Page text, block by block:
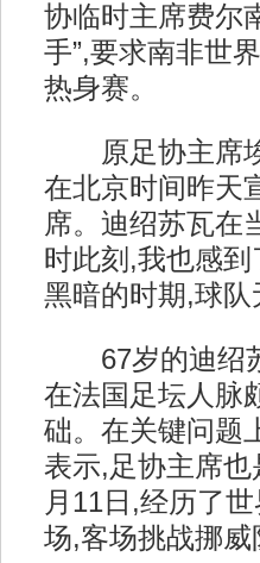
协临时主席费尔
手”,要求南非世
热身赛。
原足协主席埃
在北京时间昨天
席。迪绍苏瓦在
时此刻,我也感
黑暗的时期,球队
67岁的迪绍苏
在法国足坛人脉
础。在关键问题
表示,足协主席也
月11日,经历了
场,客场挑战挪